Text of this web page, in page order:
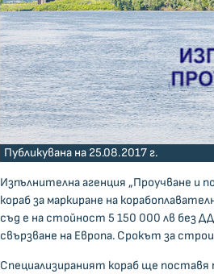
Публикувана на 25.08.2017 г.
Изпълнителна агенция „Проучване и
кораб за маркиране на
съд е на стойност 5 150 000 лв без
свързване на Европа. Срокът за
Специализираният кораб ще поставя